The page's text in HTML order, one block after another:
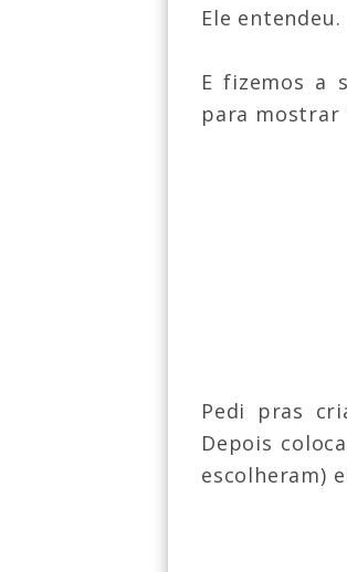
Ele entendeu.
E fizemos a
para mostrar
Pedi pras
Depois
escolheram)